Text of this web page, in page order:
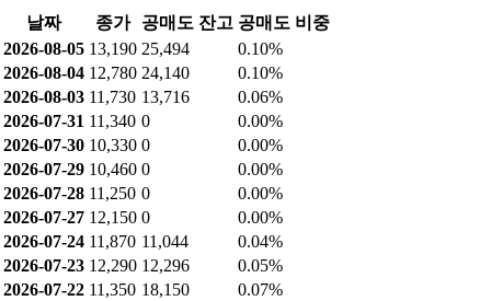
날짜 종가 공매도 잔고 공매도 비중
2026-08-05 13,190 25,494
0.10%
2026-08-04 12,780 24,140
0.10%
2026-08-03 11,730 13,716
0.06%
2026-07-31 11,340 0
0.00%
2026-07-30 10,330 0
0.00%
2026-07-29 10,460 0
0.00%
2026-07-28 11,250 0
0.00%
2026-07-27 12,150 0
0.00%
2026-07-24 11,870 11,044
0.04%
2026-07-23 12,290 12,296
0.05%
2026-07-22 11,350 18,150
0.07%